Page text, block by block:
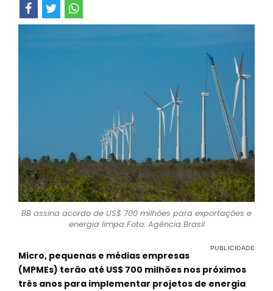
BB assina acordo de US$ 700 milhões para exportações e
energia limpa Foto: Agência Brasil
Micro, pequenas e médias empresas
(MPMEs) terão até US$ 700 milhões nos próximos
três anos para implementar projetos de energia